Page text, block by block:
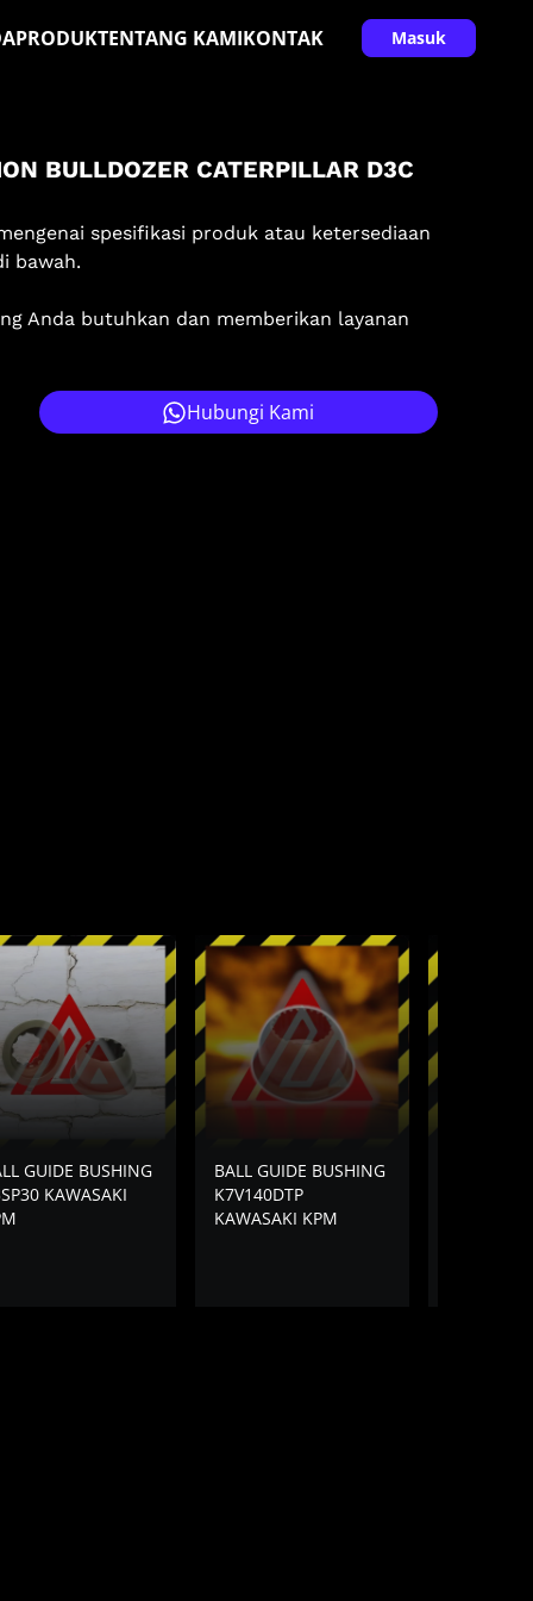
PRODUKTENTANG KAMIKONTAK Masuk
BULLDOZER CATERPILLAR D3C
spesifikasi produk atau ketersediaan
bawah.
Anda butuhkan dan memberikan layanan
Hubungi Kami
GUIDE BUSHING
KAWASAKI
BALL GUIDE BUSHING
K7V140DTP
KAWASAKI KPM